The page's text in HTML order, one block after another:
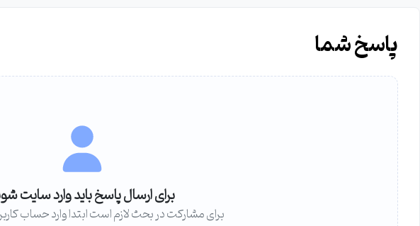
پاسخ شما
برای ارسال پاسخ باید وارد سایت
برای مشارکت در بحث لازم است ابتدا وارد حساب